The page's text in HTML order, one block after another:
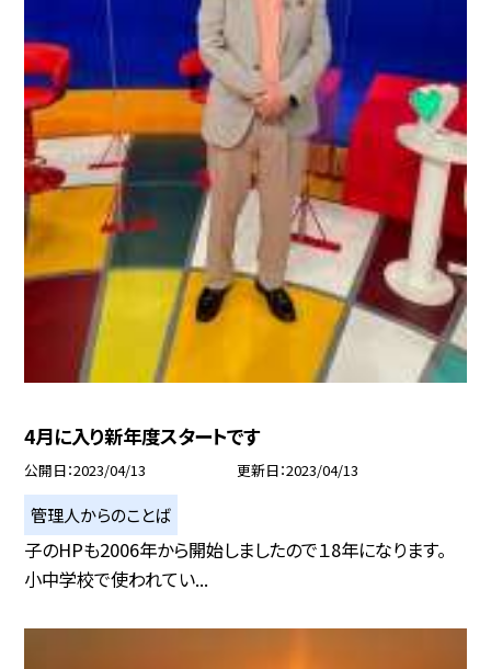
4月に入り新年度スタートです
公開日 2023/04/13 更新日 2023/04/13
管理人からのことば
子のHPも2006年から開始しましたので１8年になります。
小中学校で使われてい...